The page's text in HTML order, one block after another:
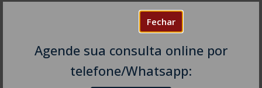
Fechar
Agende sua consulta online por
telefone/Whatsapp:
Prover Soluções cada vez mais
completas de forma facilitada para a gestão da saúde
humanidade e sustentabilidade. Destinado ao
público em geral.